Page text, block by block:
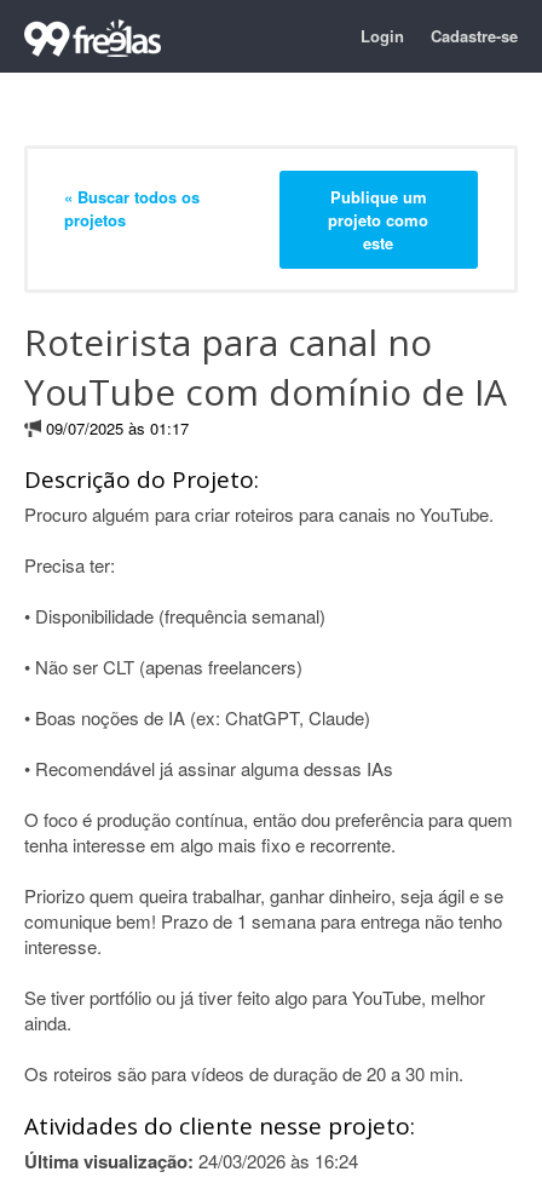
Login Cadastre-se
« Buscar todos os
projetos
Publique um
projeto como
este
Roteirista para canal no
YouTube com domínio de IA
09/07/2025 às 01:17
Descrição do Projeto:
Procuro alguém para criar roteiros para canais no YouTube.
Precisa ter:
• Disponibilidade (frequência semanal)
• Não ser CLT (apenas freelancers)
• Boas noções de IA (ex: ChatGPT, Claude)
• Recomendável já assinar alguma dessas IAs
O foco é produção contínua, então dou preferência para quem
tenha interesse em algo mais fixo e recorrente.
Priorizo quem queira trabalhar, ganhar dinheiro, seja ágil e se
comunique bem! Prazo de 1 semana para entrega não tenho
interesse.
Se tiver portfólio ou já tiver feito algo para YouTube, melhor
ainda.
Os roteiros são para vídeos de duração de 20 a 30 min.
Atividades do cliente nesse projeto:
Última visualização: 24/03/2026 às 16:24